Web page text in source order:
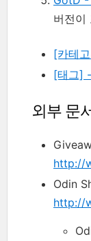
버전이
[카테
[태그]
외부 문
http://
Odin
http://